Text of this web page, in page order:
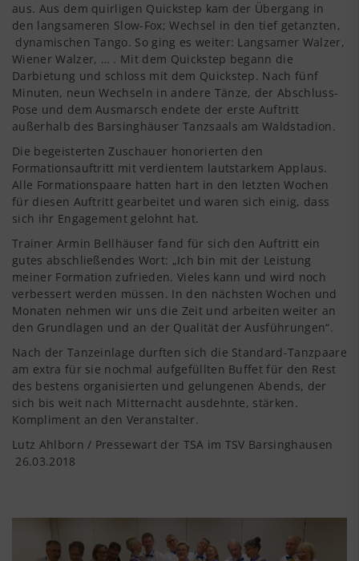
aus. Aus dem quirligen Quickstep kam der Übergang in
den langsameren Slow-Fox; Wechsel in den tief getanzten,
dynamischen Tango. So ging es weiter: Langsamer Walzer,
Wiener Walzer, … . Mit dem Quickstep begann die
Darbietung und schloss mit dem Quickstep. Nach fünf
Minuten, neun Wechseln in andere Tänze, der Abschluss-
Pose und dem Ausmarsch endete der erste Auftritt
außerhalb des Barsinghäuser Tanzsaals am Waldstadion.
Die begeisterten Zuschauer honorierten den
Formationsauftritt mit verdientem lautstarkem Applaus.
Alle Formationspaare hatten hart in den letzten Wochen
für diesen Auftritt gearbeitet und waren sich einig, dass
sich ihr Engagement gelohnt hat.
Trainer Armin Bellhäuser fand für sich den Auftritt ein
gutes abschließendes Wort: „Ich bin mit der Leistung
meiner Formation zufrieden. Vieles kann und wird noch
verbessert werden müssen. In den nächsten Wochen und
Monaten nehmen wir uns die Zeit und arbeiten weiter an
den Grundlagen und an der Qualität der Ausführungen“.
Nach der Tanzeinlage durften sich die Standard-Tanzpaare
am extra für sie nochmal aufgefüllten Buffet für den Rest
des bestens organisierten und gelungenen Abends, der
sich bis weit nach Mitternacht ausdehnte, stärken.
Kompliment an den Veranstalter.
Lutz Ahlborn / Pressewart der TSA im TSV Barsinghausen
26.03.2018